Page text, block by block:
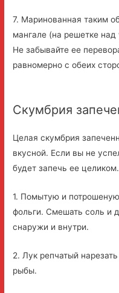
7. Маринованная таким
мангале (на решетке
Не забывайте ее
равномерно с обеих
Скумбрия
Целая скумбрия
вкусной. Если вы не
будет запечь ее целиком.
1. Помытую и
фольги. Смешать соль и
снаружи и внутри.
2. Лук репчатый
рыбы.